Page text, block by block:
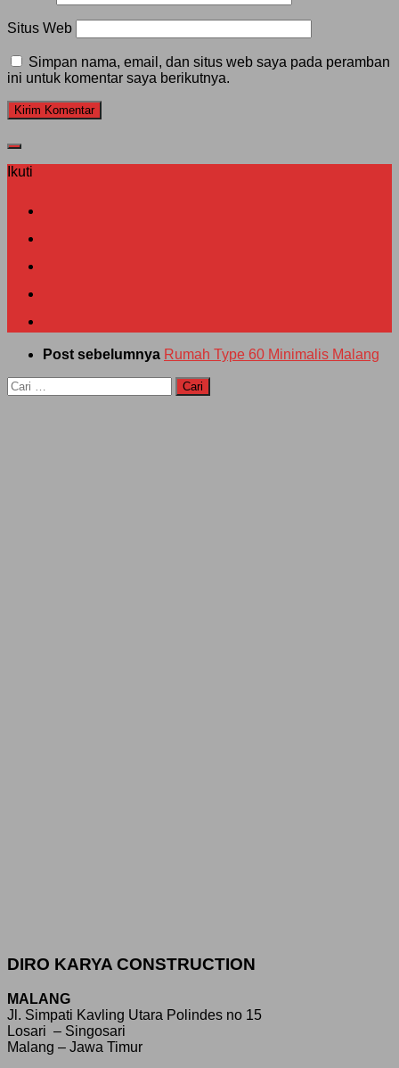
Situs Web
Simpan nama, email, dan situs web saya pada peramban
ini untuk komentar saya berikutnya.
Ikuti
Post sebelumnya Rumah Type 60 Minimalis Malang
Cari
untuk:
DIRO KARYA CONSTRUCTION
MALANG
Jl. Simpati Kavling Utara Polindes no 15
Losari – Singosari
Malang – Jawa Timur